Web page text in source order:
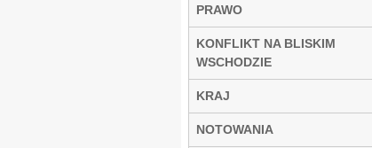
PRAWO
KONFLIKT NA BLISKIM
WSCHODZIE
KRAJ
NOTOWANIA